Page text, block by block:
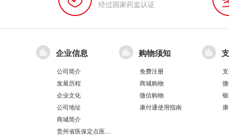
经过国家药监认证
企业信息
公司简介
发展历程
企业文化
公司地址
商城简介
贵州省医保定点医疗机构医保服务情况表（第551分店）
购物须知
免费注册
商城购物
微信购物
康付通使用指南